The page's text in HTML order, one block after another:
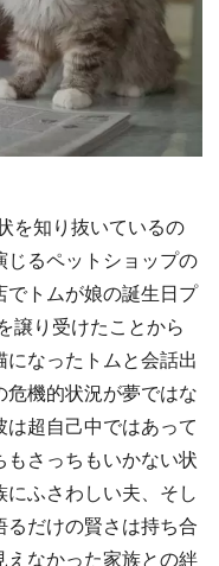
を知り抜いているの
るペットショップの
でトムが娘の誕生日プ
譲り受けたことから
なったトムと会話出
機的状況が夢ではな
超自己中ではあって
さっちもいかない状
ふさわしい夫、そし
だけの賢さは持ち合
なかった家族との絆